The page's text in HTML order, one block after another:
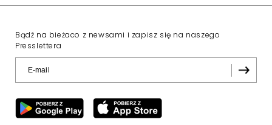
Bądź na bieżaco z newsami i zapisz się na naszego
Presslettera